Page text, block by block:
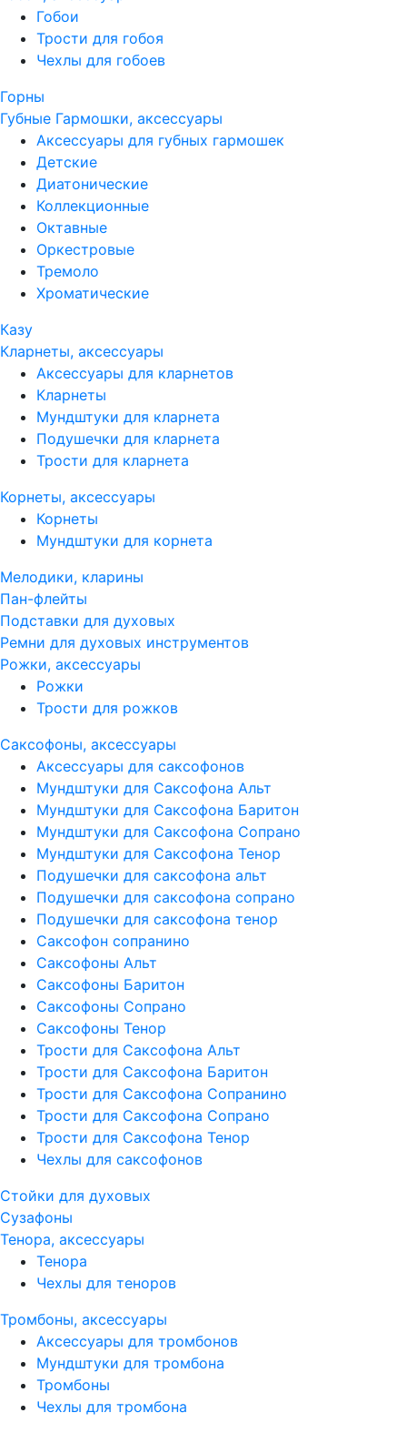
Гобои
Трости для гобоя
Чехлы для гобоев
Горны
Губные Гармошки, аксессуары
Аксессуары для губных гармошек
Детские
Диатонические
Коллекционные
Октавные
Оркестровые
Тремоло
Хроматические
Казу
Кларнеты, аксессуары
Аксессуары для кларнетов
Кларнеты
Мундштуки для кларнета
Подушечки для кларнета
Трости для кларнета
Корнеты, аксессуары
Корнеты
Мундштуки для корнета
Мелодики, кларины
Пан-флейты
Подставки для духовых
Ремни для духовых инструментов
Рожки, аксессуары
Рожки
Трости для рожков
Саксофоны, аксессуары
Аксессуары для саксофонов
Мундштуки для Саксофона Альт
Мундштуки для Саксофона Баритон
Мундштуки для Саксофона Сопрано
Мундштуки для Саксофона Тенор
Подушечки для саксофона альт
Подушечки для саксофона сопрано
Подушечки для саксофона тенор
Саксофон сопранино
Саксофоны Альт
Саксофоны Баритон
Саксофоны Сопрано
Саксофоны Тенор
Трости для Саксофона Альт
Трости для Саксофона Баритон
Трости для Саксофона Сопранино
Трости для Саксофона Сопрано
Трости для Саксофона Тенор
Чехлы для саксофонов
Стойки для духовых
Сузафоны
Тенора, аксессуары
Тенора
Чехлы для теноров
Тромбоны, аксессуары
Аксессуары для тромбонов
Мундштуки для тромбона
Тромбоны
Чехлы для тромбона